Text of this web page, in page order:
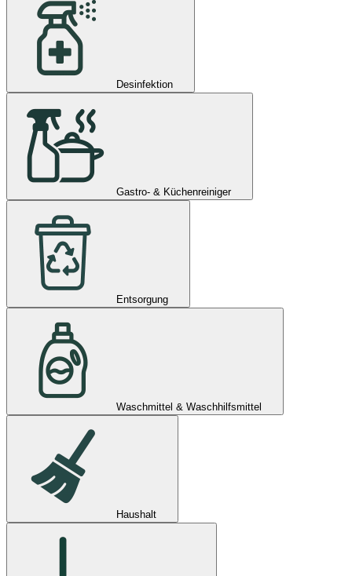
Desinfektion
Gastro- & Küchenreiniger
Entsorgung
Waschmittel & Waschhilfsmittel
Haushalt